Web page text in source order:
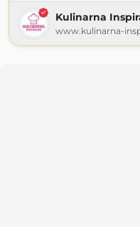
Kulinarna
www.kulinarna-